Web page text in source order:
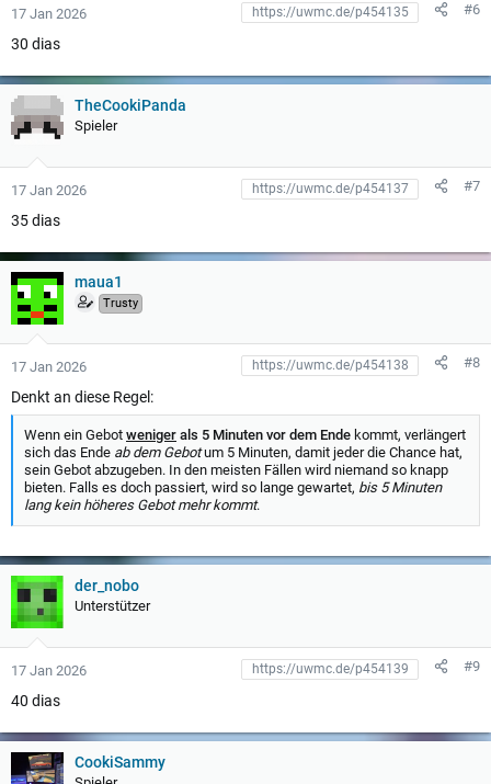
17 Jan 2026 #6
30 dias
TheCookiPanda
Spieler
17 Jan 2026 #7
35 dias
maua1
Trusty
17 Jan 2026 #8
Denkt an diese Regel:
Wenn ein Gebot weniger als 5 Minuten vor dem Ende kommt, verlängert
sich das Ende ab dem Gebotum 5 Minuten, damit jeder die Chance hat,
sein Gebot abzugeben. In den meisten Fällen wird niemand so knapp
bieten. Falls es doch passiert, wird so lange gewartet, bis 5 Minuten
lang kein höheres Gebot mehr kommt.
der_nobo
Unterstützer
17 Jan 2026 #9
40 dias
CookiSammy